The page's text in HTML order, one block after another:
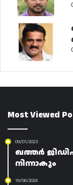
Most Viewed
09/01/2023
ഖത്തർ
നിന്നാകും
19/06/2024